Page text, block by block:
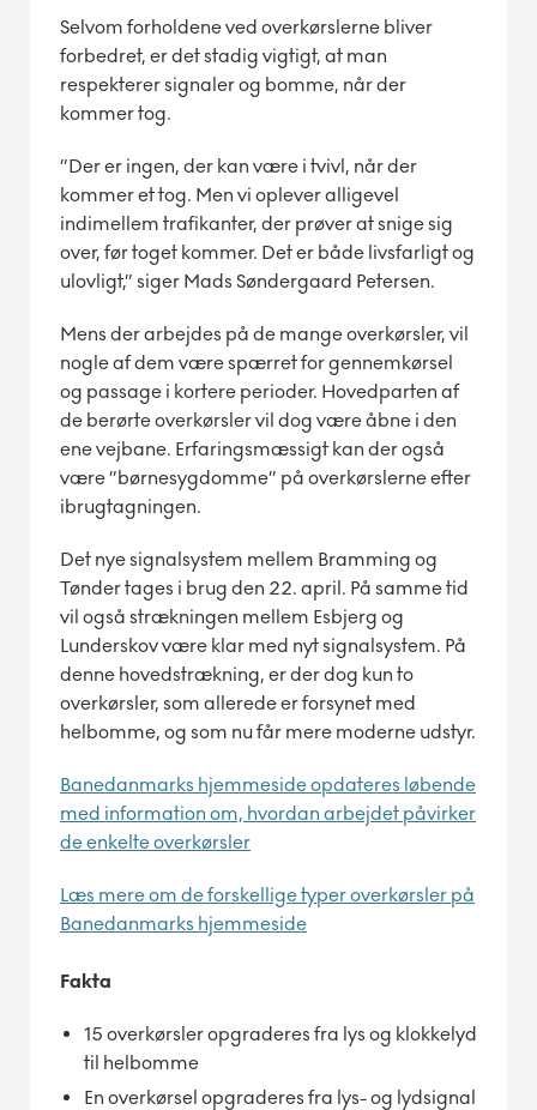
Selvom forholdene ved overkørslerne bliver
forbedret, er det stadig vigtigt, at man
respekterer signaler og bomme, når der
kommer tog.
”Der er ingen, der kan være i tvivl, når der
kommer et tog. Men vi oplever alligevel
indimellem trafikanter, der prøver at snige sig
over, før toget kommer. Det er både livsfarligt og
ulovligt,” siger Mads Søndergaard Petersen.
Mens der arbejdes på de mange overkørsler, vil
nogle af dem være spærret for gennemkørsel
og passage i kortere perioder. Hovedparten af
de berørte overkørsler vil dog være åbne i den
ene vejbane. Erfaringsmæssigt kan der også
være ”børnesygdomme” på overkørslerne efter
ibrugtagningen.
Det nye signalsystem mellem Bramming og
Tønder tages i brug den 22. april. På samme tid
vil også strækningen mellem Esbjerg og
Lunderskov være klar med nyt signalsystem. På
denne hovedstrækning, er der dog kun to
overkørsler, som allerede er forsynet med
helbomme, og som nu får mere moderne udstyr.
Banedanmarks hjemmeside opdateres løbende
med information om, hvordan arbejdet påvirker
de enkelte overkørsler
Læs mere om de forskellige typer overkørsler på
Banedanmarks hjemmeside
Fakta
15 overkørsler opgraderes fra lys og klokkelyd
til helbomme
En overkørsel opgraderes fra lys- og lydsignal